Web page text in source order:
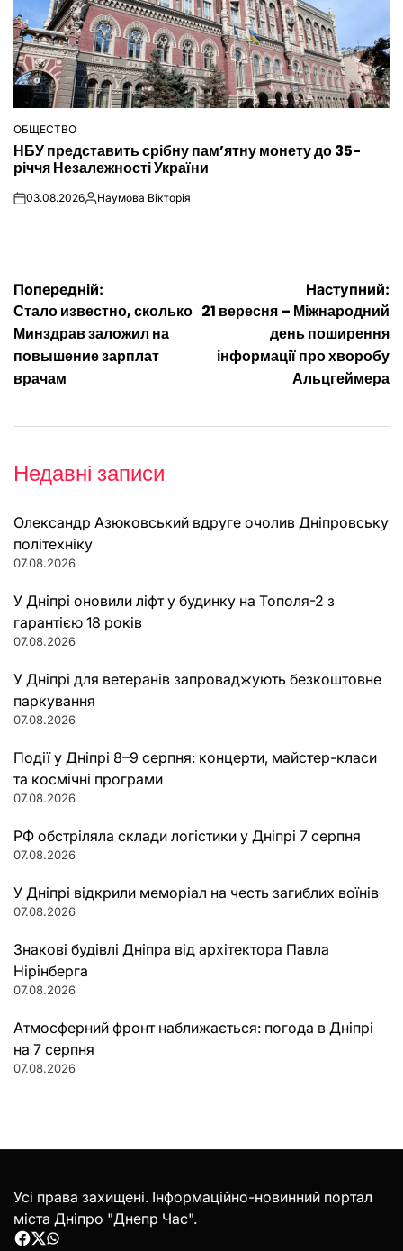
ОПУБЛІКУВАТИ
У
ОБЩЕСТВО
НБУ представить срібну пам’ятну монету до 35-
річчя Незалежності України
on03.08.2026Опубліковано
Наумова Вікторія
Навігація
записів
Попередній:
Стало известно, сколько
Минздрав заложил на
повышение зарплат
врачам
Наступний:
21 вересня – Міжнародний
день поширення
інформації про хворобу
Альцгеймера
Недавні записи
Олександр Азюковський вдруге очолив Дніпровську
політехніку
07.08.2026
У Дніпрі оновили ліфт у будинку на Тополя-2 з
гарантією 18 років
07.08.2026
У Дніпрі для ветеранів запроваджують безкоштовне
паркування
07.08.2026
Події у Дніпрі 8–9 серпня: концерти, майстер-класи
та космічні програми
07.08.2026
РФ обстріляла склади логістики у Дніпрі 7 серпня
07.08.2026
У Дніпрі відкрили меморіал на честь загиблих воїнів
07.08.2026
Знакові будівлі Дніпра від архітектора Павла
Нірінберга
07.08.2026
Атмосферний фронт наближається: погода в Дніпрі
на 7 серпня
07.08.2026
Усі права захищені. Інформаційно-новинний портал
міста Дніпро "Днепр Час".